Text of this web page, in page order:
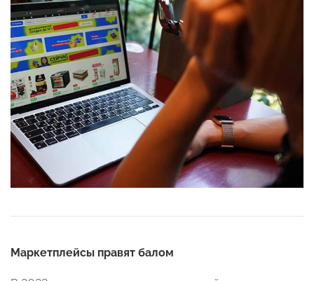
Маркетплейсы правят балом